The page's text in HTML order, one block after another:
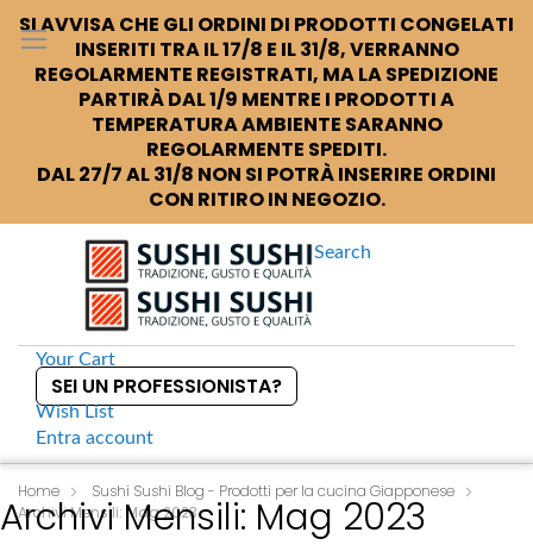
SI AVVISA CHE GLI ORDINI DI PRODOTTI CONGELATI
INSERITI TRA IL 17/8 E IL 31/8, VERRANNO
REGOLARMENTE REGISTRATI, MA LA SPEDIZIONE
PARTIRÀ DAL 1/9 MENTRE I PRODOTTI A
TEMPERATURA AMBIENTE SARANNO
REGOLARMENTE SPEDITI.
DAL 27/7 AL 31/8 NON SI POTRÀ INSERIRE ORDINI
CON RITIRO IN NEGOZIO.
Search
Your Cart
SEI UN PROFESSIONISTA?
Wish List
Entra account
S
k
i
Home
Sushi Sushi Blog - Prodotti per la cucina Giapponese
Archivi Mensili: Mag 2023
Archivi Mensili: Mag 2023